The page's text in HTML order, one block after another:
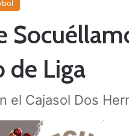
de Liga
el Cajasol Dos